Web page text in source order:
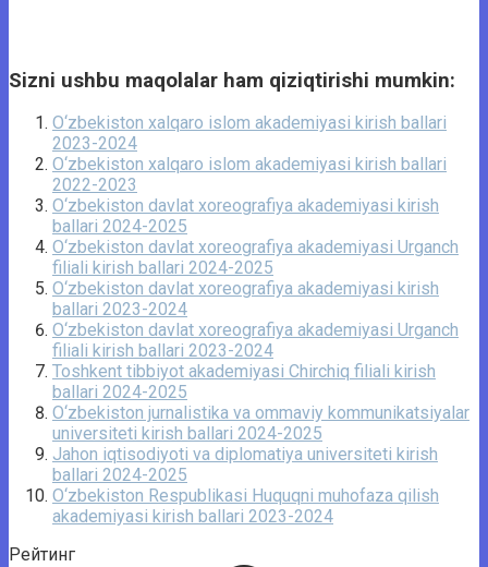
Sizni ushbu maqolalar ham qiziqtirishi mumkin:
O‘zbekiston xalqaro islom akademiyasi kirish ballari
2023-2024
O‘zbekiston xalqaro islom akademiyasi kirish ballari
2022-2023
O‘zbekiston davlat xoreografiya akademiyasi kirish
ballari 2024-2025
O‘zbekiston davlat xoreografiya akademiyasi Urganch
filiali kirish ballari 2024-2025
O‘zbekiston davlat xoreografiya akademiyasi kirish
ballari 2023-2024
O‘zbekiston davlat xoreografiya akademiyasi Urganch
filiali kirish ballari 2023-2024
Toshkent tibbiyot akademiyasi Chirchiq filiali kirish
ballari 2024-2025
O‘zbekiston jurnalistika va ommaviy kommunikatsiyalar
universiteti kirish ballari 2024-2025
Jahon iqtisodiyoti va diplomatiya universiteti kirish
ballari 2024-2025
O‘zbekiston Respublikasi Huquqni muhofaza qilish
akademiyasi kirish ballari 2023-2024
Рейтинг